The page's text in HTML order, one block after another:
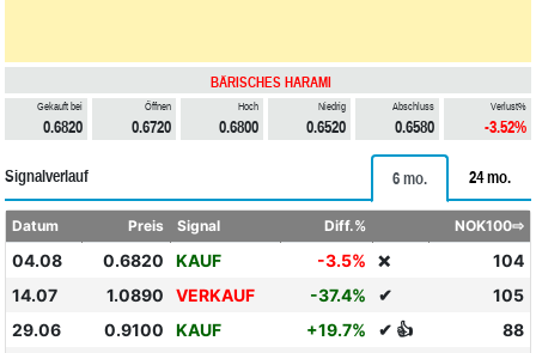
BÄRISCHES HARAMI
Gekauft bei
0.6820
Öffnen
0.6720
Hoch
0.6800
Niedrig
0.6520
Abschluss
0.6580
Verlust%
-3.52%
Signalverlauf 6 mo. 24 mo.
Datum Preis Signal Diff.% NOK100⇨
04.08 0.6820 KAUF -3.5% ❌
104
14.07
1.0890 VERKAUF -37.4% ✔
105
29.06
0.9100 KAUF +19.7% ✔ 👍
88